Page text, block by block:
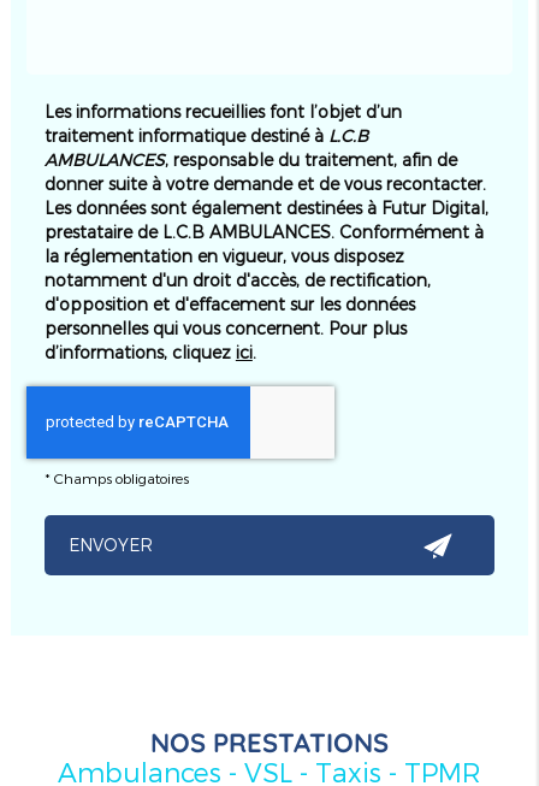
Les informations recueillies font l’objet d’un
traitement informatique destiné àL.C.B
AMBULANCES, responsable du traitement, afin de
donner suite à votre demande et de vous recontacter.
Les données sont également destinées à Futur Digital,
prestataire de L.C.B AMBULANCES. Conformément à
la réglementation en vigueur, vous disposez
notamment d'un droit d'accès, de rectification,
d'opposition et d'effacement sur les données
personnelles qui vous concernent. Pour plus
d’informations, cliquez ici.
* Champs obligatoires
NOS PRESTATIONS
Ambulances - VSL - Taxis - TPMR